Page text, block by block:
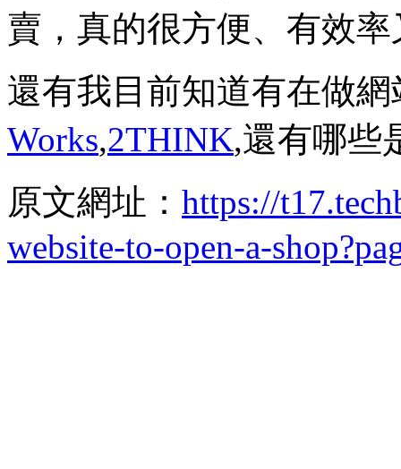
賣，真的很方便、有效
還有我目前知道有在做
Works,2THINK,還有哪些
原文網址： https://
website-to-open-a-